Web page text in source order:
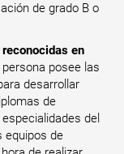
de grado B o
reconocidas en
posee las
desarrollar
de
del
equipos de